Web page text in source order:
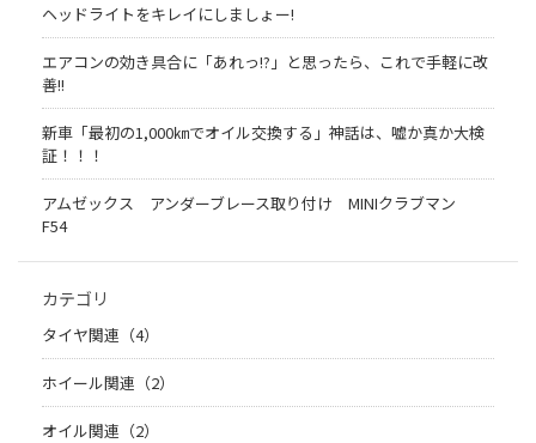
ヘッドライトをキレイにしましょー!
エアコンの効き具合に「あれっ!?」と思ったら、これで手軽に改
善!!
新車「最初の1,000㎞でオイル交換する」神話は、嘘か真か大検
証！！！
アムゼックス アンダーブレース取り付け MINIクラブマン
F54
カテゴリ
タイヤ関連（4）
ホイール関連（2）
オイル関連（2）